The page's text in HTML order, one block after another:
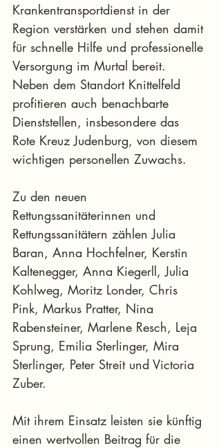
Krankentransportdienst in der
Region verstärken und stehen damit
für schnelle Hilfe und professionelle
Versorgung im Murtal bereit.
Neben dem Standort Knittelfeld
profitieren auch benachbarte
Dienststellen, insbesondere das
Rote Kreuz Judenburg, von diesem
wichtigen personellen Zuwachs.
Zu den neuen
Rettungssanitäterinnen und
Rettungssanitätern zählen Julia
Baran, Anna Hochfelner, Kerstin
Kaltenegger, Anna Kiegerll, Julia
Kohlweg, Moritz Londer, Chris
Pink, Markus Pratter, Nina
Rabensteiner, Marlene Resch, Leja
Sprung, Emilia Sterlinger, Mira
Sterlinger, Peter Streit und Victoria
Zuber.
Mit ihrem Einsatz leisten sie künftig
einen wertvollen Beitrag für die